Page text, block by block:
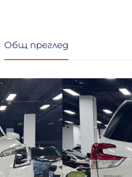
Общ преглед